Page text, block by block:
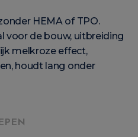
HEMA of TPO.
voor de bouw, uitbreiding
melkroze effect,
houdt lang onder